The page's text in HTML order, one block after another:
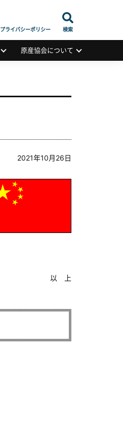
プライバシーポリシー 検索
原産協会について
2021年10月26日
以 上